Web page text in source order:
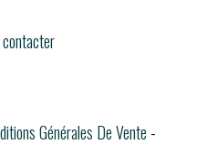
Générales De Vente